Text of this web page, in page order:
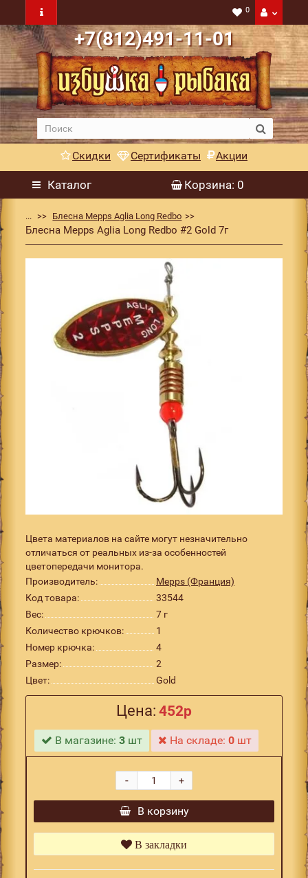
0
+7(812)491-11-01
Скидки Сертификаты Акции
Каталог Корзина: 0
... Блесна Mepps Aglia Long Redbo
Блесна Mepps Aglia Long Redbo #2 Gold 7г
Цвета материалов на сайте могут незначительно
отличаться от реальных из-за особенностей
цветопередачи монитора.
Производитель:
Mepps (Франция)
Код товара:
33544
Вес:
7 г
Количество крючков:
1
Номер крючка:
4
Размер:
2
Цвет:
Gold
Цена: 452р
В магазине:3 шт На складе:0 шт
+
-
В корзину
В закладки